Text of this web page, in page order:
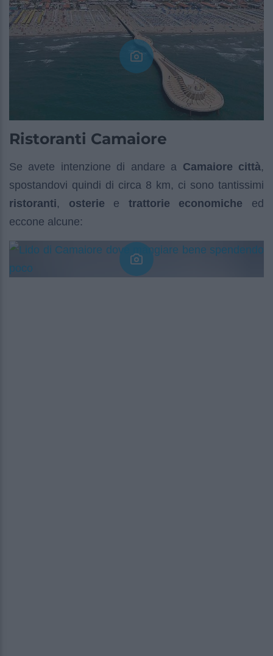
Ristoranti Camaiore
Se avete intenzione di andare a Camaiore città,
spostandovi quindi di circa 8 km, ci sono tantissimi
ristoranti, osterie e trattorie economiche ed
eccone alcune: